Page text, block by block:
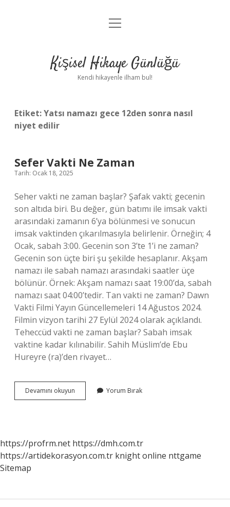
Anasayfa
Yasal Uyarı
menüyü
Kişisel Hikaye Günlüğü
Kendi hikayenle ilham bul!
Etiket:Yatsı namazı gece 12den sonra nasıl
niyet edilir
Sefer Vakti Ne Zaman
Tarih: Ocak 18, 2025
Seher vakti ne zaman başlar? Şafak vakti; gecenin
son altıda biri. Bu değer, gün batımı ile imsak vakti
arasındaki zamanın 6’ya bölünmesi ve sonucun
imsak vaktinden çıkarılmasıyla belirlenir. Örneğin; 4
Ocak, sabah 3:00. Gecenin son 3’te 1’i ne zaman?
Gecenin son üçte biri şu şekilde hesaplanır. Akşam
namazı ile sabah namazı arasındaki saatler üçe
bölünür. Örnek: Akşam namazı saat 19:00’da, sabah
namazı saat 04:00’tedir. Tan vakti ne zaman? Dawn
Vakti Filmi Yayın Güncellemeleri 14 Ağustos 2024.
Filmin vizyon tarihi 27 Eylül 2024 olarak açıklandı.
Teheccüd vakti ne zaman başlar? Sabah imsak
vaktine kadar kılınabilir. Sahih Müslim’de Ebu
Hureyre (ra)’den rivayet…
Devamını okuyun
Vakti
Yorum Bırak
https://profrm.net https://dmh.com.tr
https://artidekorasyon.com.tr knight online nttgame
Sitemap